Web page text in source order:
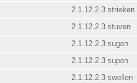
2.1.12.2.3 strieken
2.1.12.2.3 stuven
2.1.12.2.3 sugen
2.1.12.2.3 supen
2.1.12.2.3 swellen